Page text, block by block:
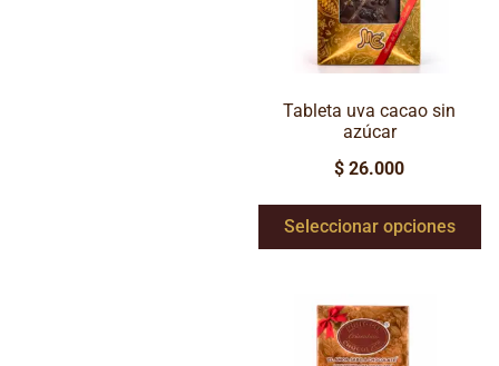
Tableta uva cacao sin
azúcar
$ 26.000
Seleccionar opciones